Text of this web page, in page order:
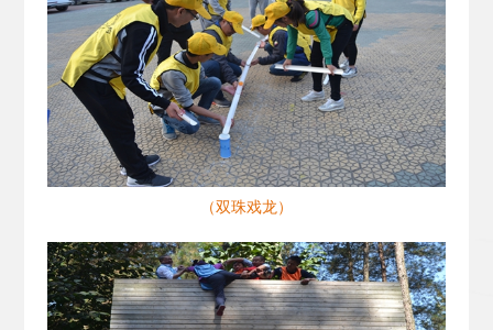
（双珠戏龙）